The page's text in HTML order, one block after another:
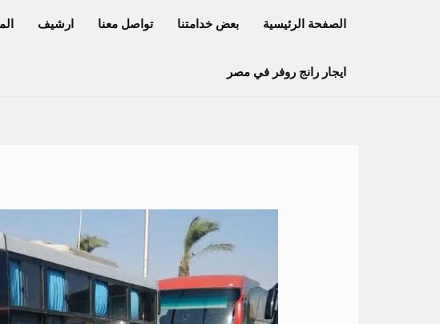
الصفحة الرئيسية بعض خدامتنا تواصل معنا ارشيف
ايجار رانج روفر في مصر